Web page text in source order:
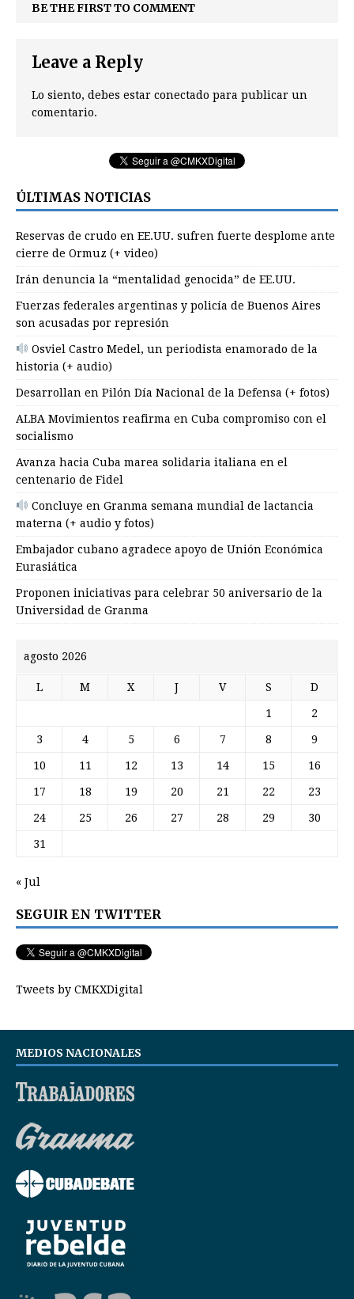
BE THE FIRST TO COMMENT
Leave a Reply
Lo siento, debes estar conectado para publicar un
comentario.
ÚLTIMAS NOTICIAS
Reservas de crudo en EE.UU. sufren fuerte desplome ante
cierre de Ormuz (+ video)
Irán denuncia la “mentalidad genocida” de EE.UU.
Fuerzas federales argentinas y policía de Buenos Aires
son acusadas por represión
Osviel Castro Medel, un periodista enamorado de la
historia (+ audio)
Desarrollan en Pilón Día Nacional de la Defensa (+ fotos)
ALBA Movimientos reafirma en Cuba compromiso con el
socialismo
Avanza hacia Cuba marea solidaria italiana en el
centenario de Fidel
Concluye en Granma semana mundial de lactancia
materna (+ audio y fotos)
Embajador cubano agradece apoyo de Unión Económica
Eurasiática
Proponen iniciativas para celebrar 50 aniversario de la
Universidad de Granma
agosto 2026
L M X J V S D
1 2
3 4 5 6 7 8 9
10 11 12 13 14 15 16
17 18 19 20 21 22 23
24 25 26 27 28 29 30
31
« Jul
SEGUIR EN TWITTER
Tweets by CMKXDigital
MEDIOS NACIONALES